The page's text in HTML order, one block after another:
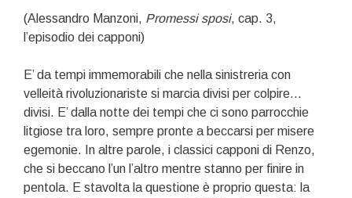
(Alessandro Manzoni, Promessi sposi, cap. 3,
l’episodio dei capponi)
E’ da tempi immemorabili che nella sinistreria con
velleità rivoluzionariste si marcia divisi per colpire…
divisi. E’ dalla notte dei tempi che ci sono parrocchie
litgiose tra loro, sempre pronte a beccarsi per misere
egemonie. In altre parole, i classici capponi di Renzo,
che si beccano l’un l’altro mentre stanno per finire in
pentola. E stavolta la questione è proprio questa: la